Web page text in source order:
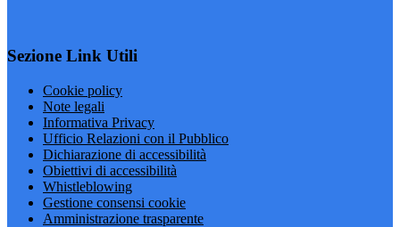
Sezione Link Utili
Cookie policy
Note legali
Informativa Privacy
Ufficio Relazioni con il Pubblico
Dichiarazione di accessibilità
Obiettivi di accessibilità
Whistleblowing
Gestione consensi cookie
Amministrazione trasparente